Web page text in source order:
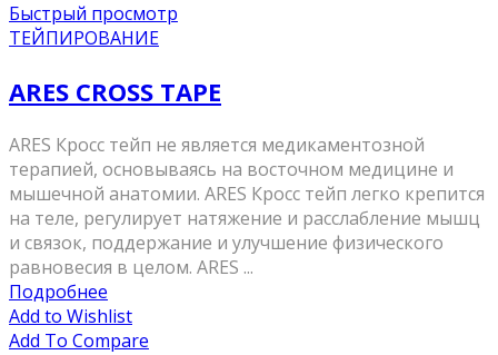
Быстрый просмотр
ТЕЙПИРОВАНИЕ
ARES CROSS TAPE
ARES Кросс тейп не является медикаментозной
терапией, основываясь на восточном медицине и
мышечной анатомии. ARES Кросс тейп легко крепится
на теле, регулирует натяжение и расслабление мышц
и связок, поддержание и улучшение физического
равновесия в целом. ARES ...
Подробнее
Add to Wishlist
Add To Compare